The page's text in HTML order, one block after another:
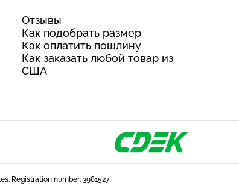
Отзывы
Как подобрать размер
Как оплатить пошлину
Как заказать любой товар из
США
Registration number: 3981527